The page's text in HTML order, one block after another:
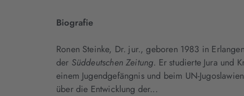
Biografie
Ronen Steinke, Dr. jur., geboren 1983 in
der Süddeutschen Zeitung. Er studierte Jura und
einem Jugendgefängnis und beim UN-
über die Entwicklung der...